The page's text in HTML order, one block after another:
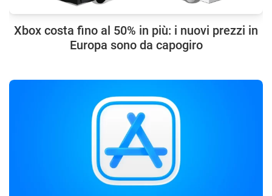
Xbox costa fino al 50% in più: i nuovi prezzi in
Europa sono da capogiro